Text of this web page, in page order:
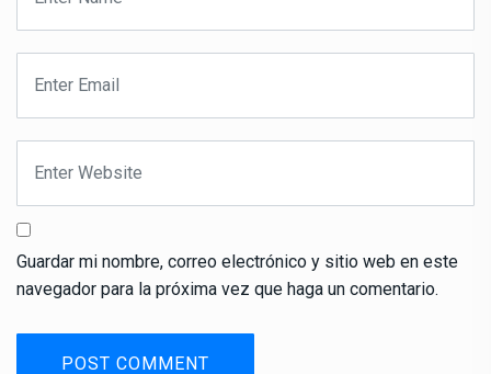
Guardar mi nombre, correo electrónico y sitio web en este
navegador para la próxima vez que haga un comentario.